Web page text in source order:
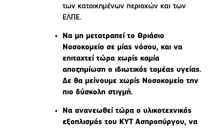
των κατοικημένων περιοχών και των
ΕΛΠΕ.
Να μη μετατραπεί το Θριάσιο
Νοσοκομείο σε μίας νόσου, και να
επιταχτεί τώρα χωρίς καμία
αποζημίωση ο ιδιωτικός τομέας υγείας.
Δε θα μείνουμε χωρίς Νοσοκομείο την
πιο δύσκολη στιγμή.
Να ανανεωθεί τώρα ο υλικοτεχνικός
εξοπλισμός του ΚΥΤ Ασπροπύργου, να